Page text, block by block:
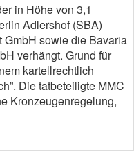
in Höhe von 3,1
Adlershof (SBA)
sowie die Bavaria
verhängt. Grund für
kartellrechtlich
Die tatbeteiligte MMC
Kronzeugenregelung,